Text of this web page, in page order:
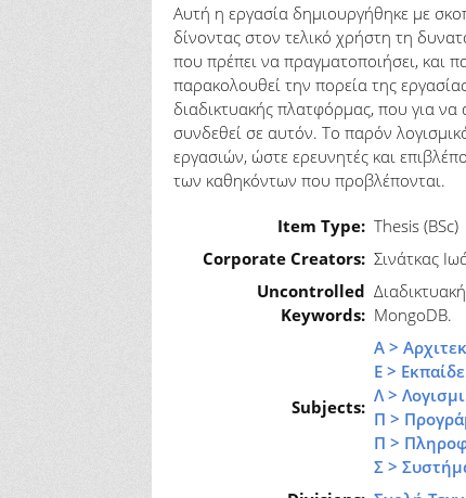
Αυτή η εργασία δημιουργήθηκε με
δίνοντας στον τελικό χρήστη τη
που πρέπει να πραγματοποιήσει, και
παρακολουθεί την πορεία της
διαδικτυακής πλατφόρμας, που για
συνδεθεί σε αυτόν. Το παρόν
εργασιών, ώστε ερευνητές και
των καθηκόντων που προβλέπονται.
Item Type: Thesis (BSc)
Corporate Creators: Σινάτκας
Uncontrolled
Keywords: MongoDB.
Subjects:
Α >
Ε >
Λ >
Π >
Π >
Σ >